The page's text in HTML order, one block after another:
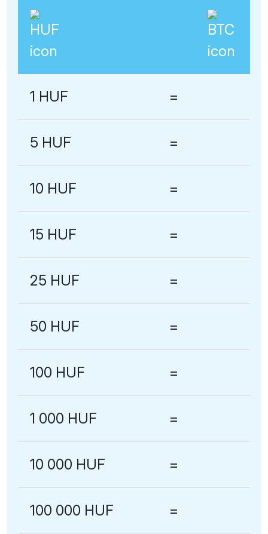
1 HUF =
5 HUF =
10 HUF =
15 HUF =
25 HUF =
50 HUF =
100 HUF =
1 000 HUF =
10 000 HUF =
100 000 HUF =